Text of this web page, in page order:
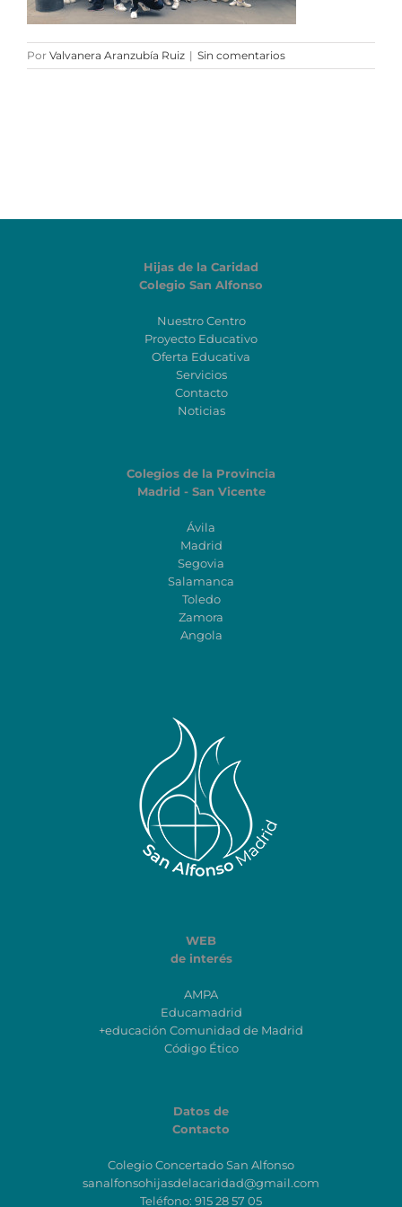
Por Valvanera Aranzubía Ruiz | Sin comentarios
Hijas de la Caridad
Colegio San Alfonso
Nuestro Centro
Proyecto Educativo
Oferta Educativa
Servicios
Contacto
Noticias
Colegios de la Provincia
Madrid - San Vicente
Ávila
Madrid
Segovia
Salamanca
Toledo
Zamora
Angola
WEB
de interés
AMPA
Educamadrid
+educación Comunidad de Madrid
Código Ético
Datos de
Contacto
Colegio Concertado San Alfonso
sanalfonsohijasdelacaridad@gmail.com
Teléfono: 915 28 57 05